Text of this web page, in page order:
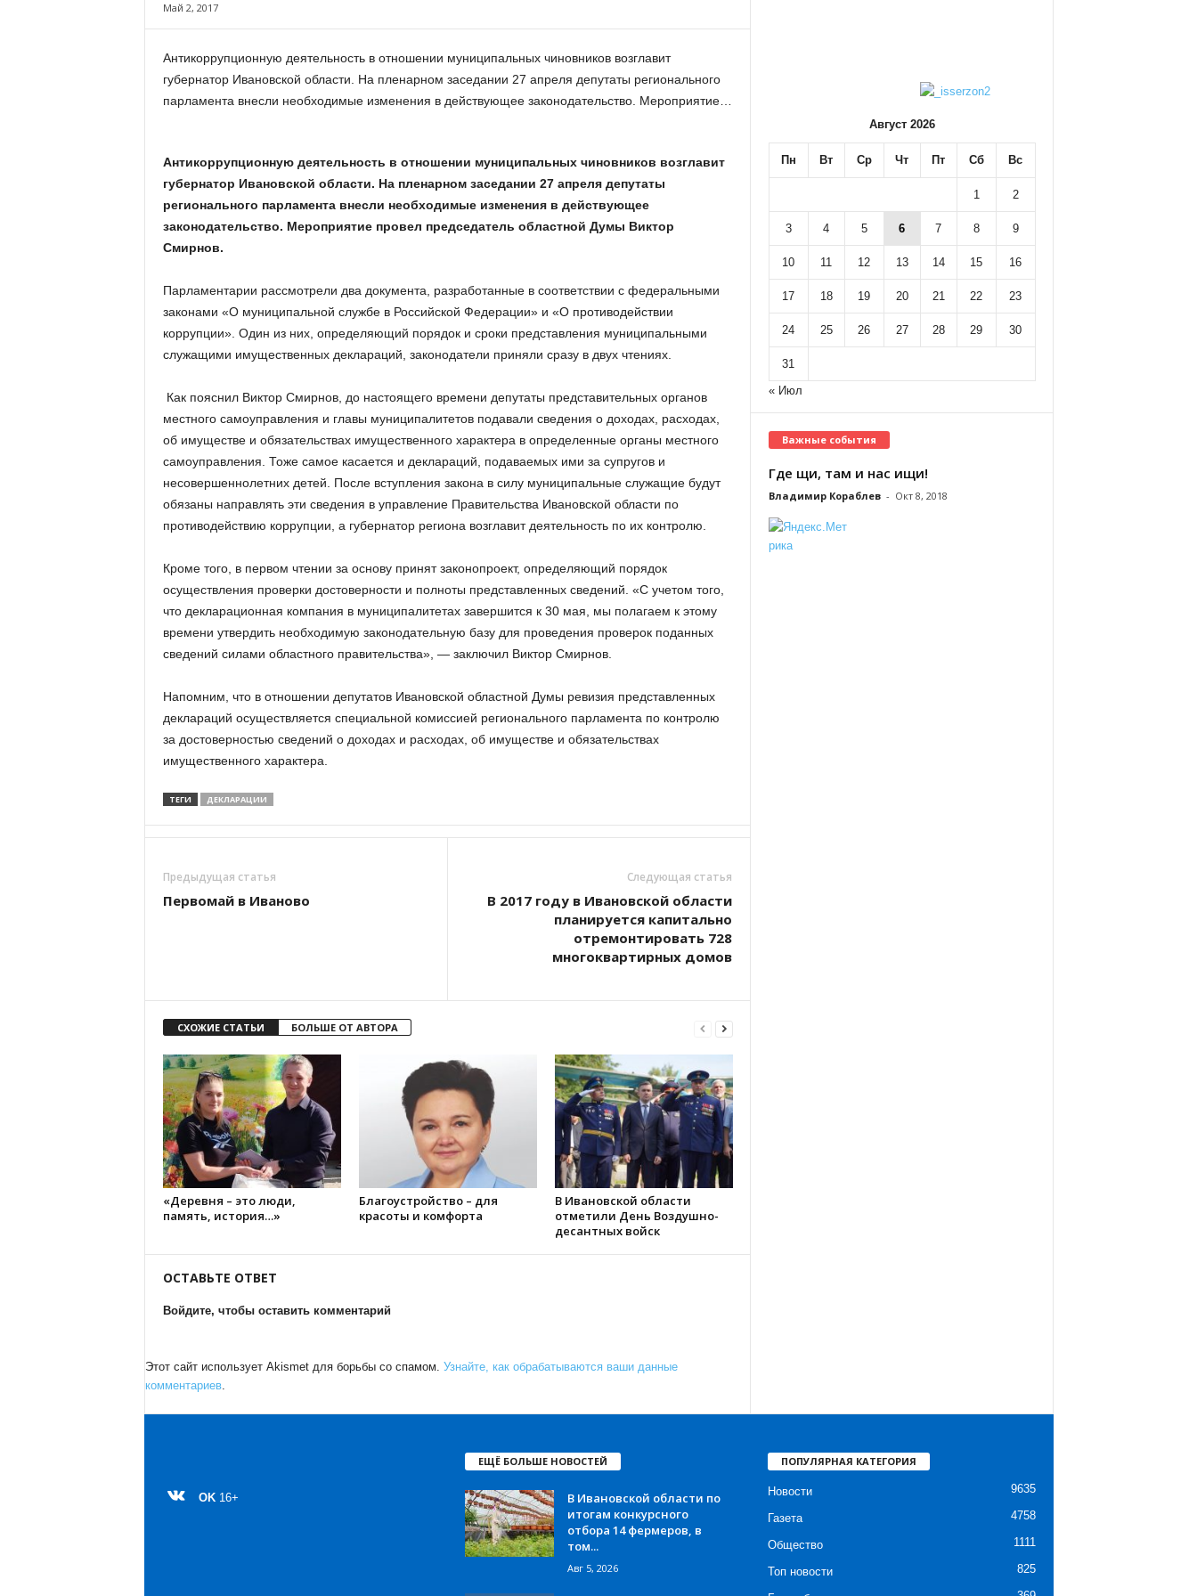
м
Май 2, 2017
Антикоррупционную деятельность в отношении муниципальных чиновников возглавит
губернатор Ивановской области. На пленарном заседании 27 апреля депутаты регионального
парламента внесли необходимые изменения в действующее законодательство. Мероприятие…
Антикоррупционную деятельность в отношении муниципальных чиновников возглавит
губернатор Ивановской области. На пленарном заседании 27 апреля депутаты
регионального парламента внесли необходимые изменения в действующее
законодательство. Мероприятие провел председатель областной Думы Виктор
Смирнов.
Парламентарии рассмотрели два документа, разработанные в соответствии с федеральными
законами «О муниципальной службе в Российской Федерации» и «О противодействии
коррупции». Один из них, определяющий порядок и сроки представления муниципальными
служащими имущественных деклараций, законодатели приняли сразу в двух чтениях.
Как пояснил Виктор Смирнов, до настоящего времени депутаты представительных органов
местного самоуправления и главы муниципалитетов подавали сведения о доходах, расходах,
об имуществе и обязательствах имущественного характера в определенные органы местного
самоуправления. Тоже самое касается и деклараций, подаваемых ими за супругов и
несовершеннолетних детей. После вступления закона в силу муниципальные служащие будут
обязаны направлять эти сведения в управление Правительства Ивановской области по
противодействию коррупции, а губернатор региона возглавит деятельность по их контролю.
Кроме того, в первом чтении за основу принят законопроект, определяющий порядок
осуществления проверки достоверности и полноты представленных сведений. «С учетом того,
что декларационная компания в муниципалитетах завершится к 30 мая, мы полагаем к этому
времени утвердить необходимую законодательную базу для проведения проверок поданных
сведений силами областного правительства», — заключил Виктор Смирнов.
Напомним, что в отношении депутатов Ивановской областной Думы ревизия представленных
деклараций осуществляется специальной комиссией регионального парламента по контролю
за достоверностью сведений о доходах и расходах, об имуществе и обязательствах
имущественного характера.
ТЕГИ ДЕКЛАРАЦИИ
Предыдущая статья
Первомай в Иваново
Следующая статья
В 2017 году в Ивановской области
планируется капитально
отремонтировать 728
многоквартирных домов
СХОЖИЕ СТАТЬИ БОЛЬШЕ ОТ АВТОРА
«Деревня – это люди,
память, история…»
Благоустройство – для
красоты и комфорта
В Ивановской области
отметили День Воздушно-
десантных войск
ОСТАВЬТЕ ОТВЕТ
Войдите, чтобы оставить комментарий
Этот сайт использует Akismet для борьбы со спамом. Узнайте, как обрабатываются ваши данные
комментариев.
Август 2026
Пн Вт Ср Чт Пт Сб Вс
1 2
3 4 5 6 7 8 9
10 11 12 13 14 15 16
17 18 19 20 21 22 23
24 25 26 27 28 29 30
31
« Июл
Важные события
Где щи, там и нас ищи!
Владимир Кораблев - Окт 8, 2018
OK 16+
ЕЩЁ БОЛЬШЕ НОВОСТЕЙ
В Ивановской области по
итогам конкурсного
отбора 14 фермеров, в
том...
Авг 5, 2026
ПОПУЛЯРНАЯ КАТЕГОРИЯ
Новости 9635
Газета 4758
Общество 1111
Топ новости 825